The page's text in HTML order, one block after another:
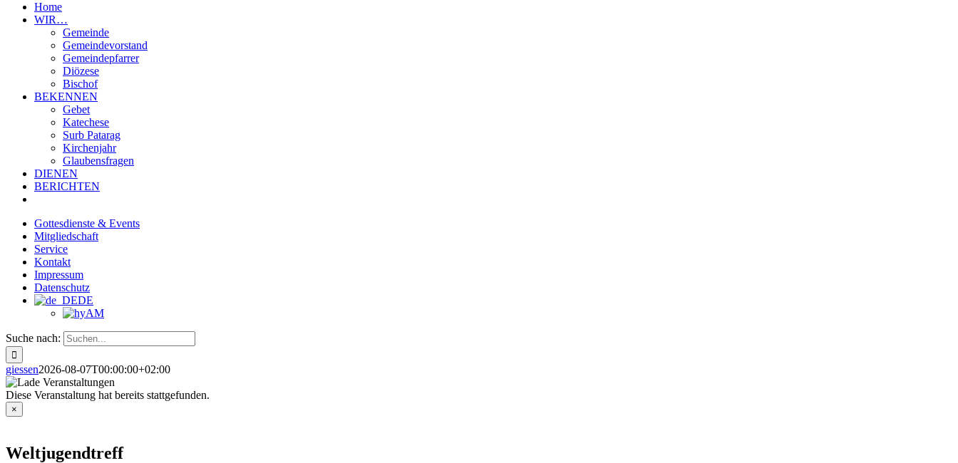
Home
WIR…
Gemeinde
Gemeindevorstand
Gemeindepfarrer
Diözese
Bischof
BEKENNEN
Gebet
Katechese
Surb Patarag
Kirchenjahr
Glaubensfragen
DIENEN
BERICHTEN
Gottesdienste & Events
Mitgliedschaft
Service
Kontakt
Impressum
Datenschutz
DE
AM
Suche nach:
giessen2026-08-07T00:00:00+02:00
Diese Veranstaltung hat bereits stattgefunden.
×
Weltjugendtreff